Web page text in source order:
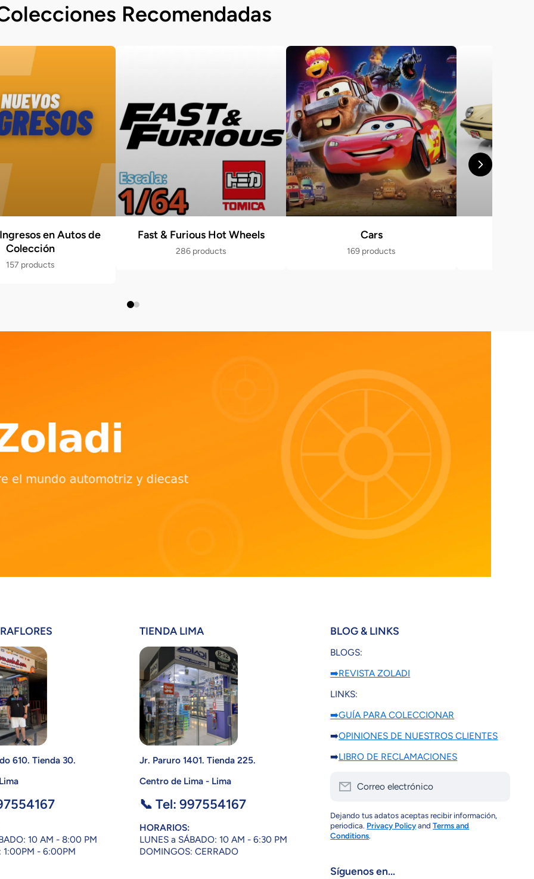
Recomendadas
en Autos de
Colección
157 products
Fast & Furious Hot Wheels
286 products
Cars
169 products
610. Tienda 30.
10 AM - 8:00 PM
1:00PM - 6:00PM
TIENDA LIMA
Jr. Paruro 1401. Tienda 225.
Centro de Lima - Lima
📞 Tel: 997554167
HORARIOS:
LUNES a SÁBADO: 10 AM - 6:30 PM
DOMINGOS: CERRADO
BLOG & LINKS
BLOGS:
➡️REVISTA ZOLADI
LINKS:
➡️GUÍA PARA COLECCIONAR
➡️OPINIONES DE NUESTROS CLIENTES
➡️LIBRO DE RECLAMACIONES
Correo electrónico
Dejando tus adatos aceptas recibir información,
periodica. Privacy PolicyandTerms and
Conditions.
Síguenos en...